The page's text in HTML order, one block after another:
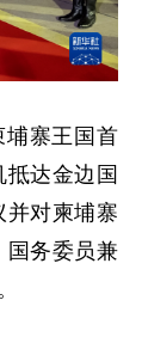
埔寨王国首
达金边国
并对柬埔寨
国务委员兼